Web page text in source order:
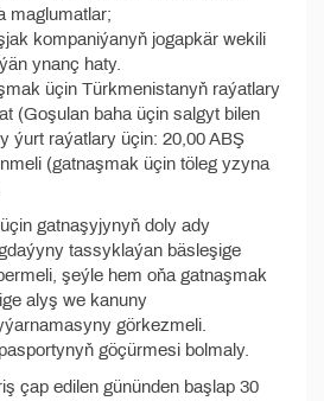
maglumatlar;
kompaniýanyň jogapkär wekili
ynanç haty.
üçin Türkmenistanyň raýatlary
(Goşulan baha üçin salgyt bilen
ýurt raýatlary üçin: 20,00 ABŞ
(gatnaşmak üçin töleg yzyna
gatnaşyjynyň doly ady
tassyklaýan bäsleşige
şeýle hem oňa gatnaşmak
alyş we kanuny
görkezmeli.
göçürmesi bolmaly.
çap edilen gününden başlap 30